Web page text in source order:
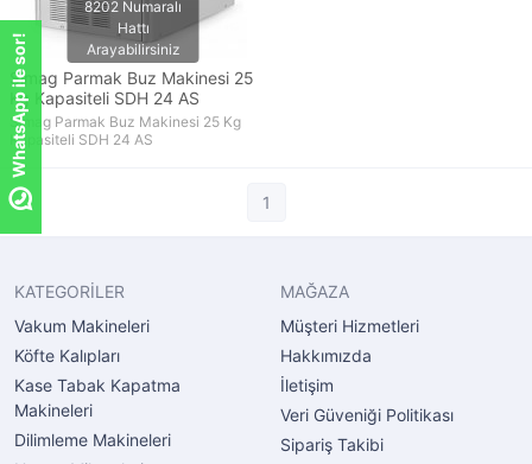
Simag Parmak Buz Makinesi 25
Kg Kapasiteli SDH 24 AS
Simag Parmak Buz Makinesi 25 Kg
Kapasiteli SDH 24 AS
1
KATEGORİLER
Vakum Makineleri
Köfte Kalıpları
Kase Tabak Kapatma
Makineleri
Dilimleme Makineleri
MAĞAZA
Müşteri Hizmetleri
Hakkımızda
İletişim
Veri Güveniği Politikası
Sipariş Takibi
WhatsApp ile sor!